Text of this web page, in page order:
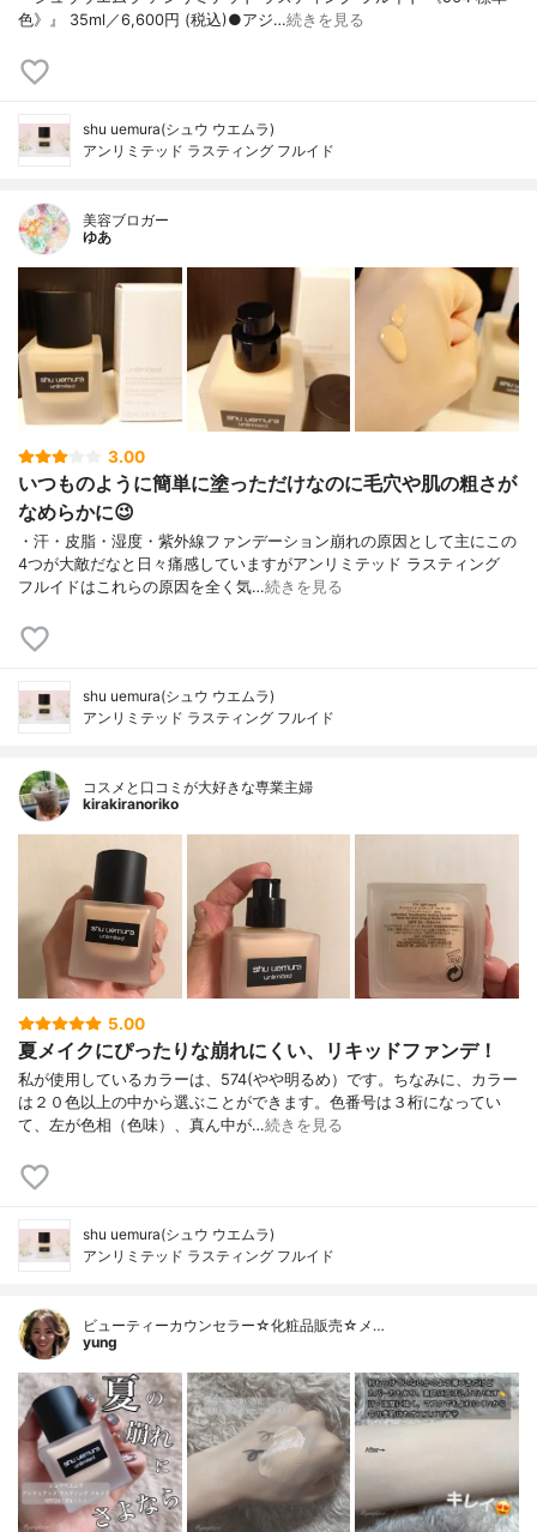
色》』 35ml／6,600円 (税込)●アジ…続きを見る
shu uemura(シュウ ウエムラ)
アンリミテッド ラスティング フルイド
美容ブロガー
ゆあ
3.00
いつものように簡単に塗っただけなのに毛穴や肌の粗さが
なめらかに😉
・汗・皮脂・湿度・紫外線ファンデーション崩れの原因として主にこの
4つが大敵だなと日々痛感していますがアンリミテッド ラスティング
フルイドはこれらの原因を全く気…続きを見る
shu uemura(シュウ ウエムラ)
アンリミテッド ラスティング フルイド
コスメと口コミが大好きな専業主婦
kirakiranoriko
5.00
夏メイクにぴったりな崩れにくい、リキッドファンデ！
私が使用しているカラーは、574(やや明るめ）です。ちなみに、カラー
は２０色以上の中から選ぶことができます。色番号は３桁になってい
て、左が色相（色味）、真ん中が…続きを見る
shu uemura(シュウ ウエムラ)
アンリミテッド ラスティング フルイド
ビューティーカウンセラー☆化粧品販売☆メ…
yung